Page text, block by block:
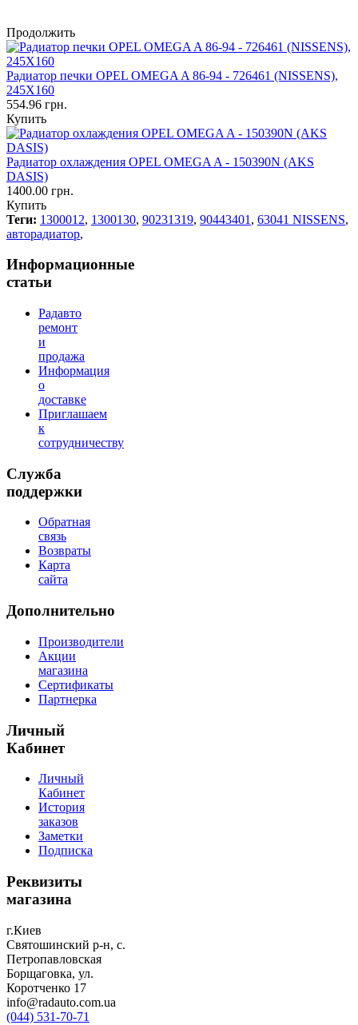
Продолжить
Радиатор печки OPEL OMEGA A 86-94 - 726461 (NISSENS),
245X160
554.96 грн.
Купить
Радиатор охлаждения OPEL OMEGA A - 150390N (AKS
DASIS)
1400.00 грн.
Купить
Теги: 1300012, 1300130, 90231319, 90443401 , 63041 NISSENS,
авторадиатор,
Информационные
статьи
Радавто
ремонт
и
продажа
Информация
о
доставке
Приглашаем
к
сотрудничеству
Служба
поддержки
Обратная
связь
Возвраты
Карта
сайта
Дополнительно
Производители
Акции
магазина
Сертификаты
Партнерка
Личный
Кабинет
Личный
Кабинет
История
заказов
Заметки
Подписка
Реквизиты
магазина
г.Киев
Святошинский р-н, с.
Петропавловская
Борщаговка, ул.
Коротченко 17
info@radauto.com.ua
(044) 531-70-71